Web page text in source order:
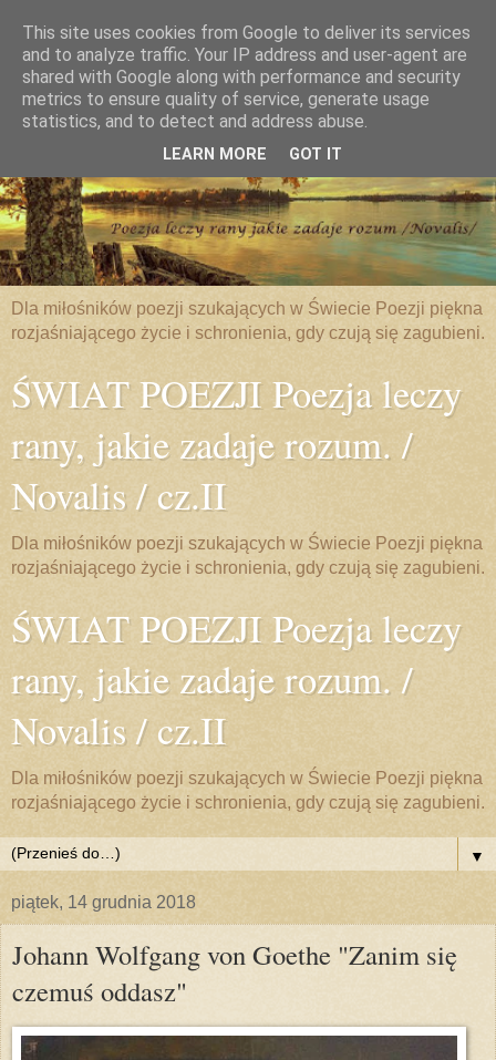
Dla miłośników poezji szukających w Świecie Poezji piękna
rozjaśniającego życie i schronienia, gdy czują się zagubieni.
ŚWIAT POEZJI Poezja leczy
rany, jakie zadaje rozum. /
Novalis / cz.II
Dla miłośników poezji szukających w Świecie Poezji piękna
rozjaśniającego życie i schronienia, gdy czują się zagubieni.
ŚWIAT POEZJI Poezja leczy
rany, jakie zadaje rozum. /
Novalis / cz.II
Dla miłośników poezji szukających w Świecie Poezji piękna
rozjaśniającego życie i schronienia, gdy czują się zagubieni.
▼
piątek, 14 grudnia 2018
Johann Wolfgang von Goethe "Zanim się
czemuś oddasz"
This site uses cookies from Google to deliver its services
and to analyze traffic. Your IP address and user-agent are
shared with Google along with performance and security
metrics to ensure quality of service, generate usage
statistics, and to detect and address abuse.
LEARN MORE GOT IT